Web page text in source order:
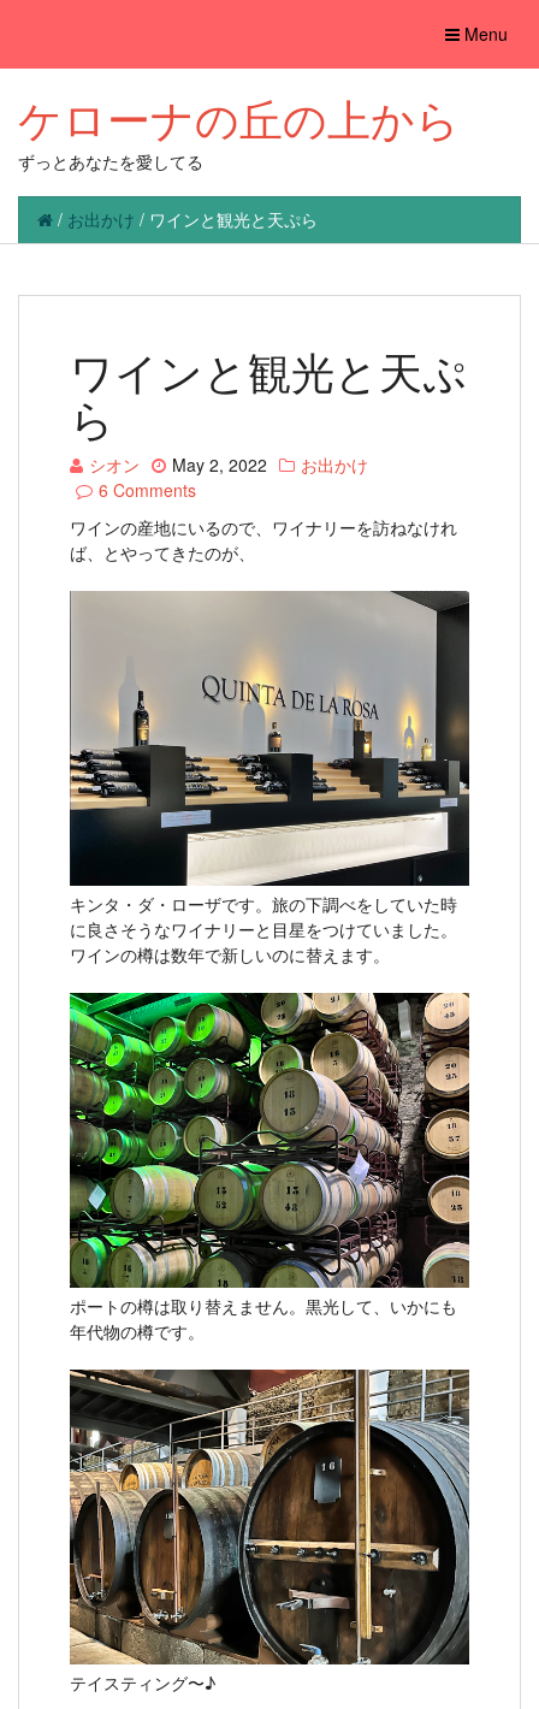
Toggle
Menu
ケローナの丘の上から
ずっとあなたを愛してる
/ お出かけ / ワインと観光と天ぷら
ワインと観光と天ぷ
ら
シオン May 2, 2022
お出かけ
6 Comments
ワインの産地にいるので、ワイナリーを訪ねなけれ
ば、とやってきたのが、
キンタ・ダ・ローザです。旅の下調べをしていた時
に良さそうなワイナリーと目星をつけていました。
ワインの樽は数年で新しいのに替えます。
ポートの樽は取り替えません。黒光して、いかにも
年代物の樽です。
テイスティング〜♪